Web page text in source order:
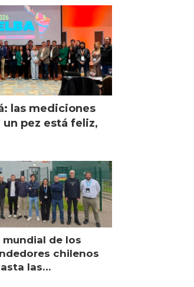
las mediciones
pez está feliz,
mundial de los
chilenos
las